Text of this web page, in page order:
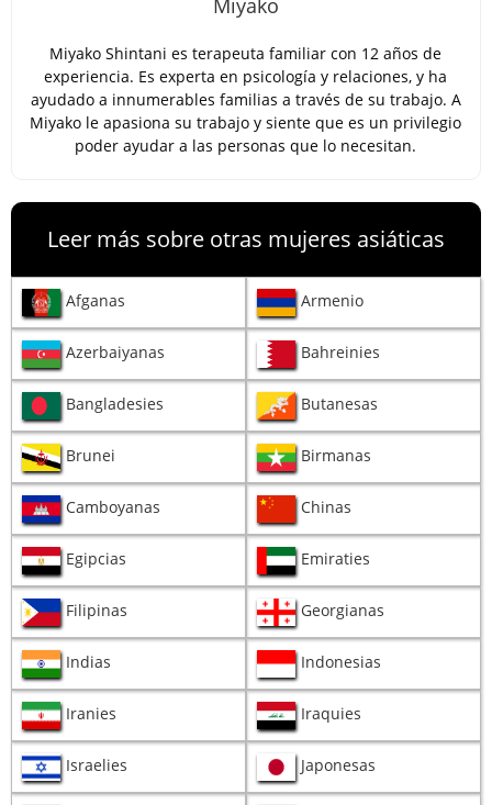
Miyako
Miyako Shintani es terapeuta familiar con 12 años de
experiencia. Es experta en psicología y relaciones, y ha
ayudado a innumerables familias a través de su trabajo. A
Miyako le apasiona su trabajo y siente que es un privilegio
poder ayudar a las personas que lo necesitan.
Leer más sobre otras mujeres asiáticas
Afganas Armenio
Azerbaiyanas Bahreinies
Bangladesies Butanesas
Brunei Birmanas
Camboyanas Chinas
Egipcias Emiraties
Filipinas Georgianas
Indias Indonesias
Iranies Iraquies
Israelies Japonesas